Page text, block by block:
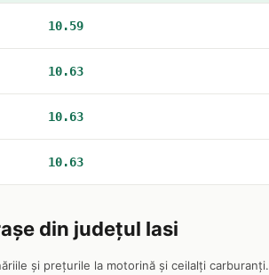
10.59
10.63
10.63
10.63
din județul Iasi
și prețurile la motorină și ceilalți carburanți.